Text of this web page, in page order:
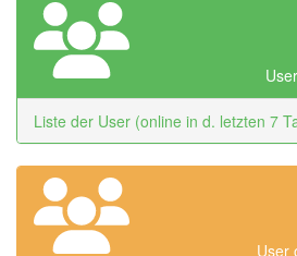
Liste der User (online in d. letzten 7
User